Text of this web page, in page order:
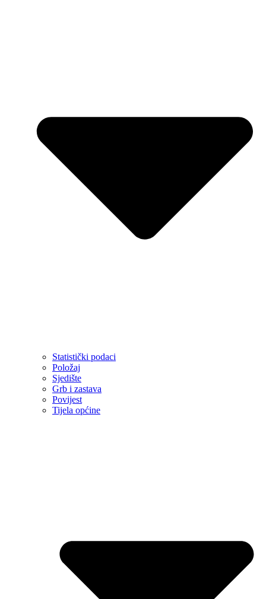
Statistički podaci
Položaj
Sjedište
Grb i zastava
Povijest
Tijela općine